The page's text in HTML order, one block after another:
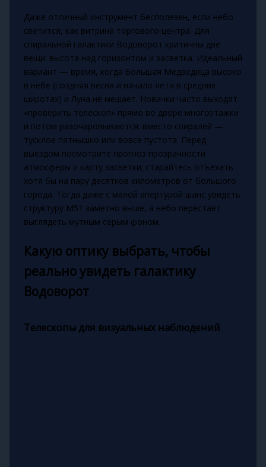
Даже отличный инструмент бесполезен, если небо
светится, как витрина торгового центра. Для
спиральной галактики Водоворот критичны две
вещи: высота над горизонтом и засветка. Идеальный
вариант — время, когда Большая Медведица высоко
в небе (поздняя весна и начало лета в средних
широтах) и Луна не мешает. Новички часто выходят
«проверить телескоп» прямо во дворе многоэтажки
и потом разочаровываются: вместо спиралей —
тусклое пятнышко или вовсе пустота. Перед
выездом посмотрите прогноз прозрачности
атмосферы и карту засветки; старайтесь отъехать
хотя бы на пару десятков километров от большого
города. Тогда даже с малой апертурой шанс увидеть
структуру M51 заметно выше, а небо перестаёт
выглядеть мутным серым фоном.
Какую оптику выбрать, чтобы
реально увидеть галактику
Водоворот
Телескопы для визуальных наблюдений